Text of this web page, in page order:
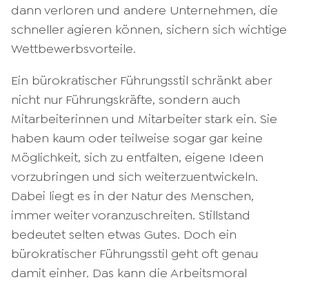
dann verloren und andere Unternehmen, die
schneller agieren können, sichern sich wichtige
Wettbewerbsvorteile.
Ein bürokratischer Führungsstil schränkt aber
nicht nur Führungskräfte, sondern auch
Mitarbeiterinnen und Mitarbeiter stark ein. Sie
haben kaum oder teilweise sogar gar keine
Möglichkeit, sich zu entfalten, eigene Ideen
vorzubringen und sich weiterzuentwickeln.
Dabei liegt es in der Natur des Menschen,
immer weiter voranzuschreiten. Stillstand
bedeutet selten etwas Gutes. Doch ein
bürokratischer Führungsstil geht oft genau
damit einher. Das kann die Arbeitsmoral